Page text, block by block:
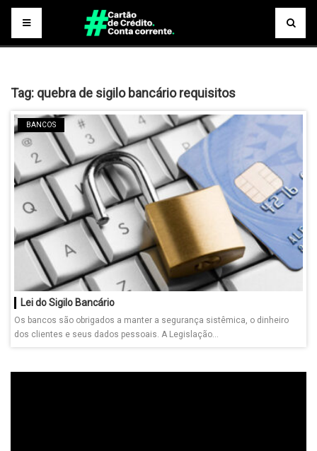
Tag: quebra de sigilo bancário requisitos
BANCOS
Lei do Sigilo Bancário
Os bancos são obrigados a manter a segurança sistêmica, o dinheiro
dos clientes e seus dados pessoais. A Legislação...